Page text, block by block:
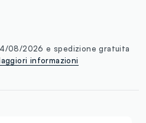
08/2026 e spedizione gratuita
informazioni